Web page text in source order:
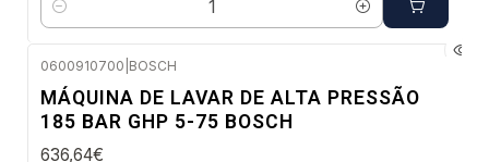
Quantidade
0600910700 BOSCH
MÁQUINA DE LAVAR DE ALTA PRESSÃO
185 BAR GHP 5-75 BOSCH
636,64€